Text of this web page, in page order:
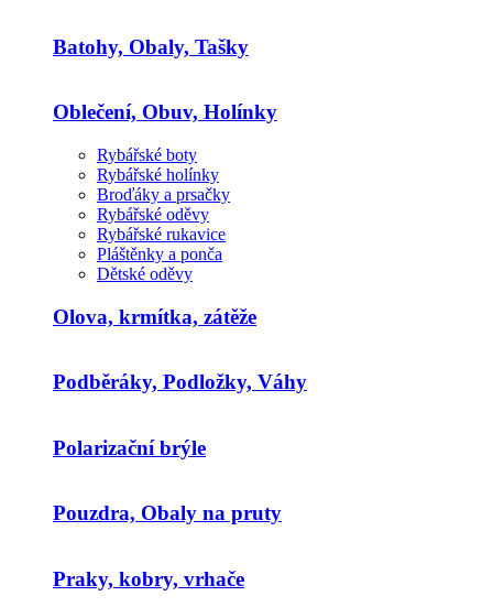
Batohy, Obaly, Tašky
Oblečení, Obuv, Holínky
Rybářské boty
Rybářské holínky
Broďáky a prsačky
Rybářské oděvy
Rybářské rukavice
Pláštěnky a ponča
Dětské oděvy
Olova, krmítka, zátěže
Podběráky, Podložky, Váhy
Polarizační brýle
Pouzdra, Obaly na pruty
Praky, kobry, vrhače